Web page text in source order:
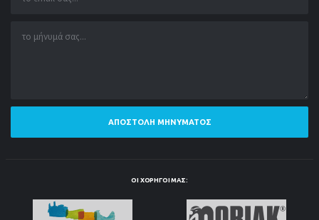
ΑΠΟΣΤΟΛΉ ΜΗΝΎΜΑΤΟΣ
ΟΙ ΧΟΡΗΓΟΊ ΜΑΣ: